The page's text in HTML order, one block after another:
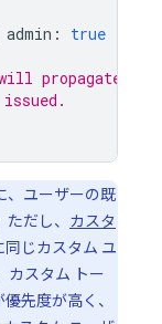
admin : true
propagate
、ユーザーの既
だし、 カスタ
じカスタム ユ
カスタム トー
先度が高く、